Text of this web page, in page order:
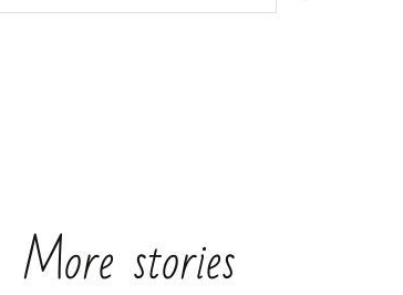
を写真に残しててよかった」
のままの今の姿を残しております。
More stories